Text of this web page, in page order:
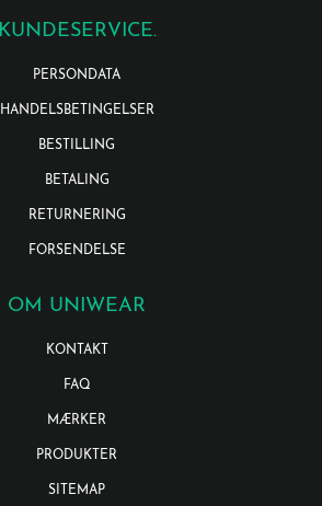
KUNDESERVICE.
PERSONDATA
HANDELSBETINGELSER
BESTILLING
BETALING
RETURNERING
FORSENDELSE
OM UNIWEAR
KONTAKT
FAQ
MÆRKER
PRODUKTER
SITEMAP